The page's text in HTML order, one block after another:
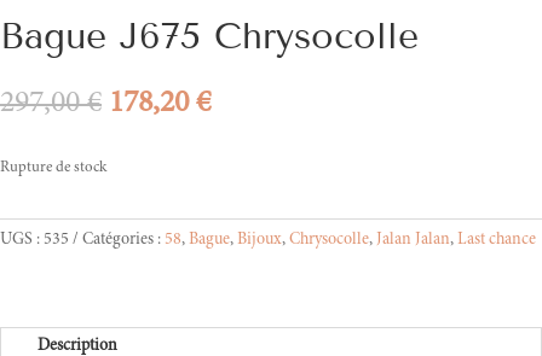
Bague J675 Chrysocolle
297,00€ Le
297,00 €.
178,20€Le
178,20 €.
Rupture de stock
UGS : 535 Catégories : 58, Bague, Bijoux, Chrysocolle, Jalan Jalan, Last chance
Description